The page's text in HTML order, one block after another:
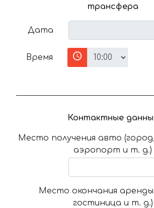
трансфера
Дата
Время
Контактные
Место получения авто
аэропорт и т. д.)
Место окончания аренды
гостиница и т. д.)